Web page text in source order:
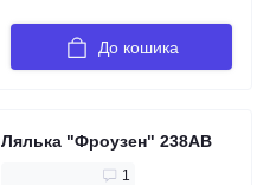
До кошика
Лялька "Фроузен" 238AB
1